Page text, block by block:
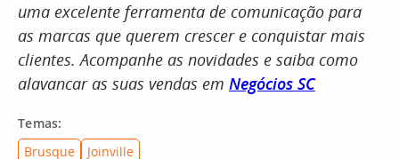
uma excelente ferramenta de comunicação para
as marcas que querem crescer e conquistar mais
clientes. Acompanhe as novidades e saiba como
alavancar as suas vendas em Negócios SC
Temas:
Brusque
Joinville